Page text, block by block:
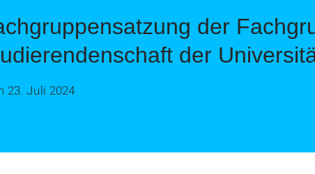
der
der
23. Juli 2024